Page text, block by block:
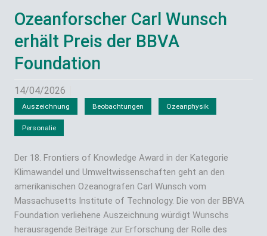
Ozeanforscher Carl Wunsch
erhält Preis der BBVA
Foundation
14/04/2026
Auszeichnung Beobachtungen Ozeanphysik
Personalie
Der 18. Frontiers of Knowledge Award in der Kategorie
Klimawandel und Umweltwissenschaften geht an den
amerikanischen Ozeanografen Carl Wunsch vom
Massachusetts Institute of Technology. Die von der BBVA
Foundation verliehene Auszeichnung würdigt Wunschs
herausragende Beiträge zur Erforschung der Rolle des